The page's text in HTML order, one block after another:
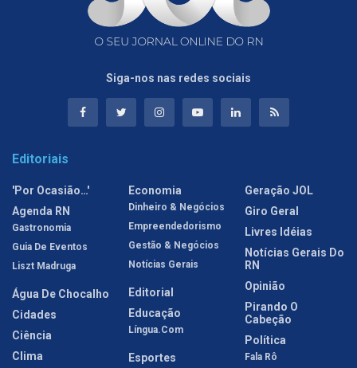
Siga-nos nas redes sociais
Editoriais
'Por Ocasião…'
Agenda RN
Gastronomia
Guia De Eventos
Liszt Madruga
Água De Chocalho
Cidades
Ciência
Clima
Economia
Dinheiro & Negócios
Empreendedorismo
Gestão & Negócios
Notícias Gerais
Editorial
Educação
Língua.com
Esportes
Geração JOL
Giro Geral
Livres Idéias
Notícias Gerais Do
RN
Opinião
Pirando O
Cabeção
Política
Fala Rô